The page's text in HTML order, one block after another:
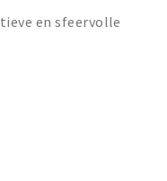
en sfeervolle